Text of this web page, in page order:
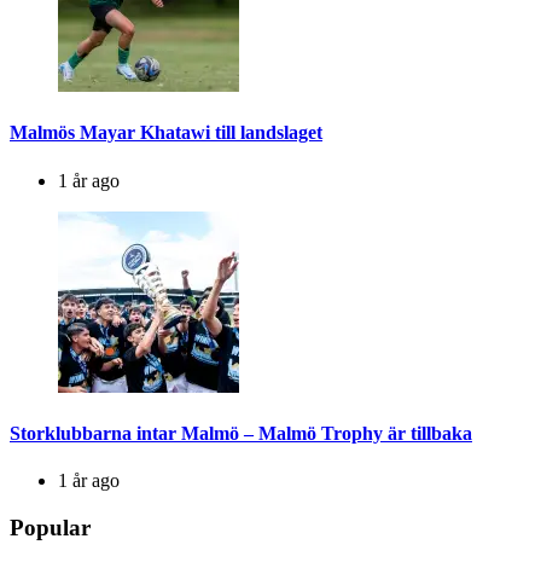
Malmös Mayar Khatawi till landslaget
1 år ago
Storklubbarna intar Malmö – Malmö Trophy är tillbaka
1 år ago
Popular